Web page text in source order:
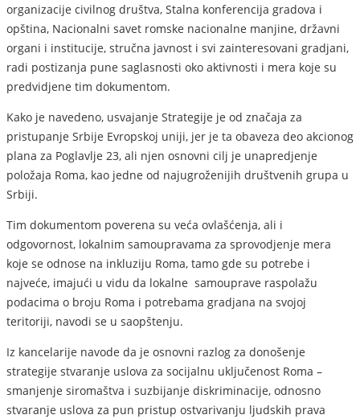
organizacije civilnog društva, Stalna konferencija gradova i
opština, Nacionalni savet romske nacionalne manjine, državni
organi i institucije, stručna javnost i svi zainteresovani gradjani,
radi postizanja pune saglasnosti oko aktivnosti i mera koje su
predvidjene tim dokumentom.
Kako je navedeno, usvajanje Strategije je od značaja za
pristupanje Srbije Evropskoj uniji, jer je ta obaveza deo akcionog
plana za Poglavlje 23, ali njen osnovni cilj je unapredjenje
položaja Roma, kao jedne od najugroženijih društvenih grupa u
Srbiji.
Tim dokumentom poverena su veća ovlašćenja, ali i
odgovornost, lokalnim samoupravama za sprovodjenje mera
koje se odnose na inkluziju Roma, tamo gde su potrebe i
najveće, imajući u vidu da lokalne samouprave raspolažu
podacima o broju Roma i potrebama gradjana na svojoj
teritoriji, navodi se u saopštenju.
Iz kancelarije navode da je osnovni razlog za donošenje
strategije stvaranje uslova za socijalnu uključenost Roma –
smanjenje siromaštva i suzbijanje diskriminacije, odnosno
stvaranje uslova za pun pristup ostvarivanju ljudskih prava